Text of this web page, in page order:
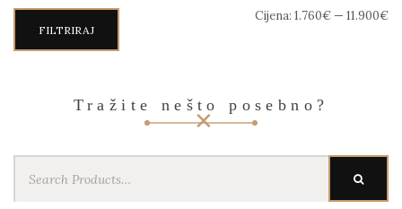
Min
cijena
Maks
cijenaFILTRIRAJ
Cijena: 1.760€ — 11.900€
Tražite nešto posebno?